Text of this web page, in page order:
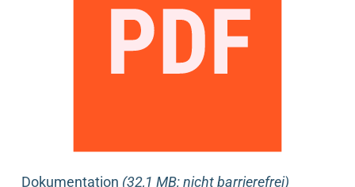
Dokumentation (32,1 MB; nicht barrierefrei)